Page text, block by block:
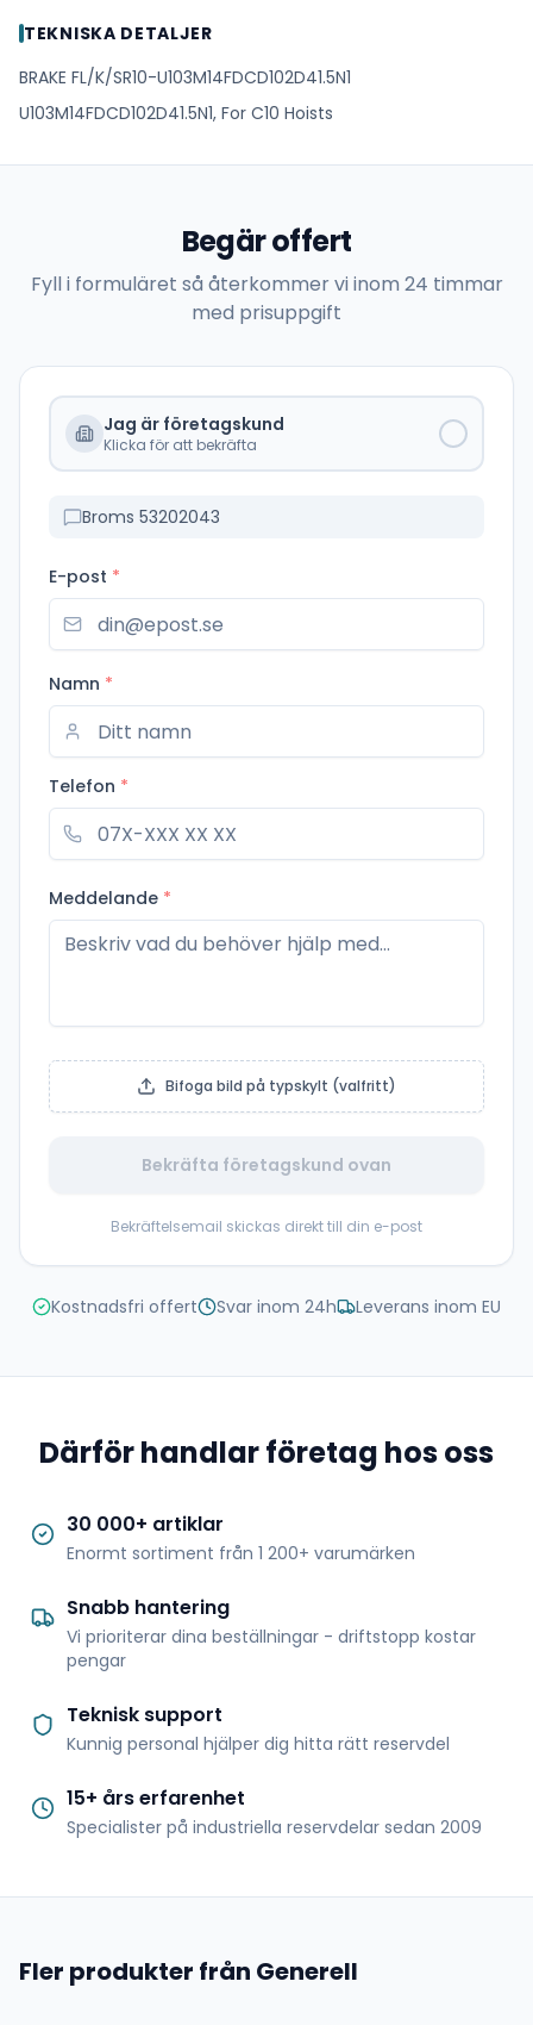
TEKNISKA DETALJER
BRAKE FL/K/SR10-U103M14FDCD102D41.5N1
U103M14FDCD102D41.5N1, For C10 Hoists
Begär offert
Fyll i formuläret så återkommer vi inom 24 timmar
med prisuppgift
Jag är företagskund
Klicka för att bekräfta
Broms 53202043
E-post *
Namn *
Telefon *
Meddelande *
Bifoga bild på typskylt (valfritt)
Bekräfta företagskund ovan
Bekräftelsemail skickas direkt till din e-post
Kostnadsfri offert Svar inom 24h Leverans inom EU
Därför handlar företag hos oss
30 000+ artiklar
Enormt sortiment från 1 200+ varumärken
Snabb hantering
Vi prioriterar dina beställningar - driftstopp kostar
pengar
Teknisk support
Kunnig personal hjälper dig hitta rätt reservdel
15+ års erfarenhet
Specialister på industriella reservdelar sedan 2009
Fler produkter från Generell